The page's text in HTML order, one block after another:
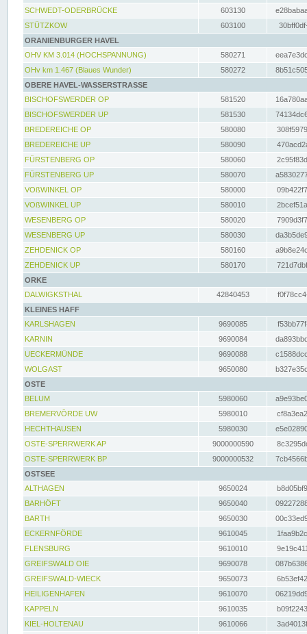
SCHWEDT-ODERBRÜCKE
603130
STÜTZKOW
603100
ORANIENBURGER HAVEL
OHV KM 3.014 (HOCHSPANNUNG)
580271
OHv km 1.467 (Blaues Wunder)
580272
OBERE HAVEL-WASSERSTRASSE
BISCHOFSWERDER OP
581520
BISCHOFSWERDER UP
581530
BREDEREICHE OP
580080
BREDEREICHE UP
580090
FÜRSTENBERG OP
580060
FÜRSTENBERG UP
580070
VOßWINKEL OP
580000
VOßWINKEL UP
580010
WESENBERG OP
580020
WESENBERG UP
580030
ZEHDENICK OP
580160
ZEHDENICK UP
580170
ORKE
DALWIGKSTHAL
42840453
KLEINES HAFF
KARLSHAGEN
9690085
KARNIN
9690084
UECKERMÜNDE
9690088
WOLGAST
9650080
OSTE
BELUM
5980060
BREMERVÖRDE UW
5980010
HECHTHAUSEN
5980030
OSTE-SPERRWERK AP
9000000590
OSTE-SPERRWERK BP
9000000532
OSTSEE
ALTHAGEN
9650024
BARHÖFT
9650040
BARTH
9650030
ECKERNFÖRDE
9610045
FLENSBURG
9610010
GREIFSWALD OIE
9690078
GREIFSWALD-WIECK
9650073
HEILIGENHAFEN
9610070
KAPPELN
9610035
KIEL-HOLTENAU
9610066